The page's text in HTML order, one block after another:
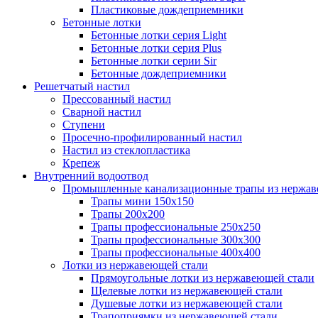
Пластиковые дождеприемники
Бетонные лотки
Бетонные лотки серия Light
Бетонные лотки серия Plus
Бетонные лотки серии Sir
Бетонные дождеприемники
Решетчатый настил
Прессованный настил
Сварной настил
Ступени
Просечно-профилированный настил
Настил из стеклопластика
Крепеж
Внутренний водоотвод
Промышленные канализационные трапы из
Трапы мини 150х150
Трапы 200х200
Трапы профессиональные 250х250
Трапы профессиональные 300х300
Трапы профессиональные 400х400
Лотки из нержавеющей стали
Прямоугольные лотки из нержавеющей стали
Щелевые лотки из нержавеющей стали
Душевые лотки из нержавеющей стали